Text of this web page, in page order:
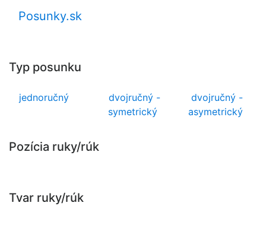
Posunky.sk
Typ posunku
jednoručný
dvojručný -
symetrický
dvojručný -
asymetrický
Pozícia ruky/rúk
Tvar ruky/rúk